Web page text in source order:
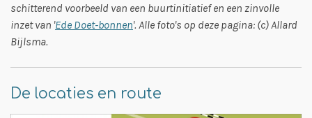
schitterend voorbeeld van een buurtinitiatief en een zinvolle
inzet van 'Ede Doet-bonnen'. Alle foto's op deze pagina: (c) Allard
Bijlsma.
De locaties en route